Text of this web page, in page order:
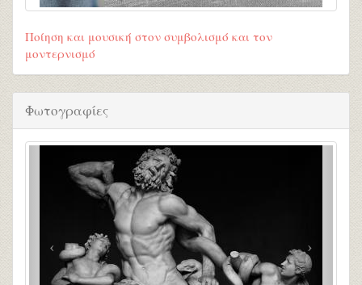
Ποίηση και μουσική στον συμβολισμό και τον
μοντερνισμό
Φωτογραφίες